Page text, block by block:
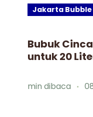
Jakarta
Bubuk
untuk 20
min dibaca